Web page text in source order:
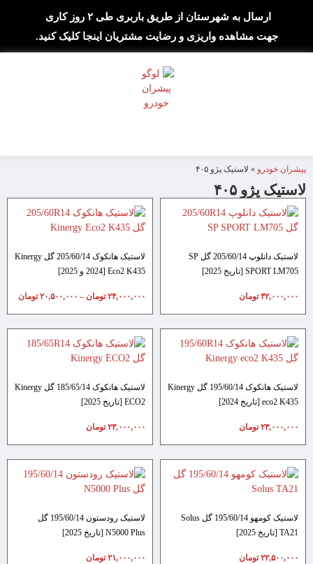
ارسال به شهرستان از طریق باربری طی ۲ روز کاری
جهت مشاهده واریزی و رضایت مشتریان اینجا کلیک کنید.
پیشران خودرو » لاستیک پژو ۴۰۵
لاستیک پژو ۴۰۵
لاستیک دانلوپ 205/60/14 گل SP
SPORT LM705 [تاریخ 2025]
۳۲,۰۰۰,۰۰۰ تومان
لاستیک هانکوک 205/60/14 گل Kinergy
Eco2 K435 [2024 و 2025]
۲۴,۰۰۰,۰۰۰ تومان – ۲۰,۵۰۰,۰۰۰ تومان
لاستیک هانکوک 195/60/14 گل Kinergy
eco2 K435 [تاریخ 2024]
۲۳,۰۰۰,۰۰۰ تومان
لاستیک هانکوک 185/65/14 گل Kinergy
ECO2 [تاریخ 2025]
۲۳,۰۰۰,۰۰۰ تومان
لاستیک کومهو 195/60/14 گل Solus
TA21 [تاریخ 2025]
۲۲,۵۰۰,۰۰۰ تومان
لاستیک رودستون 195/60/14 گل
N5000 Plus [تاریخ 2025]
۲۱,۰۰۰,۰۰۰ تومان